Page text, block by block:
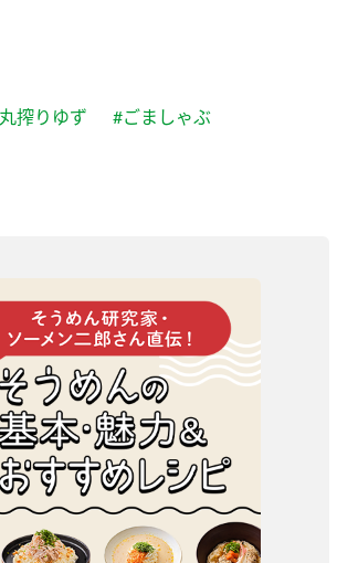
搾りゆず #ごましゃぶ